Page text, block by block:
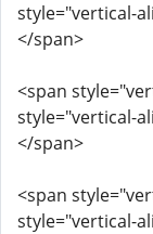
style="vertical-
</span>
<span
style="vertical-
</span>
<span
style="vertical-